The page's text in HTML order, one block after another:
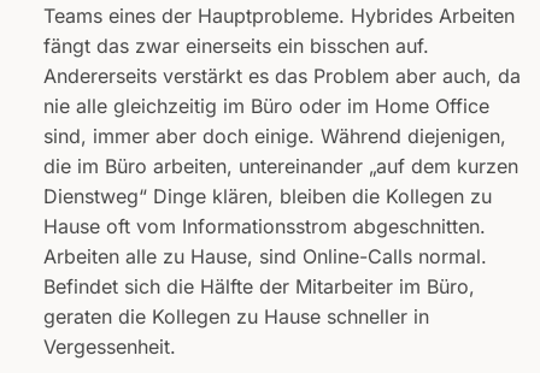
Teams eines der Hauptprobleme. Hybrides Arbeiten
fängt das zwar einerseits ein bisschen auf.
Andererseits verstärkt es das Problem aber auch, da
nie alle gleichzeitig im Büro oder im Home Office
sind, immer aber doch einige. Während diejenigen,
die im Büro arbeiten, untereinander „auf dem kurzen
Dienstweg“ Dinge klären, bleiben die Kollegen zu
Hause oft vom Informationsstrom abgeschnitten.
Arbeiten alle zu Hause, sind Online-Calls normal.
Befindet sich die Hälfte der Mitarbeiter im Büro,
geraten die Kollegen zu Hause schneller in
Vergessenheit.